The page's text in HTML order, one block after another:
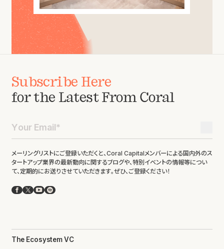
Subscribe Here
for the Latest From Coral
メーリングリストにご登録いただくと、Coral Capitalメンバーによる国内外のス
タートアップ業界の最新動向に関するブログや、特別イベントの情報等につい
て、定期的にお送りさせていただきます。ぜひ、ご登録ください！
Facebook
X YouTube
Spotify
The Ecosystem VC